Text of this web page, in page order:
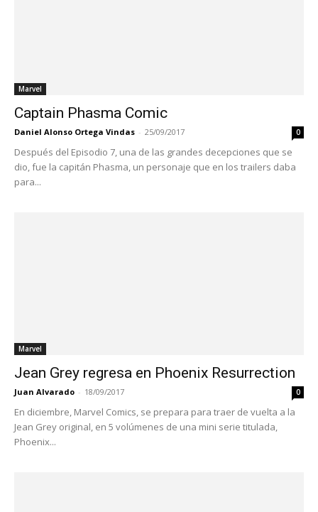
Marvel
Captain Phasma Comic
Daniel Alonso Ortega Vindas - 25/09/2017 0
Después del Episodio 7, una de las grandes decepciones que se
dio, fue la capitán Phasma, un personaje que en los trailers daba
para...
Marvel
Jean Grey regresa en Phoenix Resurrection
Juan Alvarado - 18/09/2017 0
En diciembre, Marvel Comics, se prepara para traer de vuelta a la
Jean Grey original, en 5 volúmenes de una mini serie titulada,
Phoenix...